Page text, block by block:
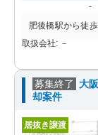
-
肥後橋駅から徒
取扱会社: －
募集終了
大
却案件
居抜き譲渡